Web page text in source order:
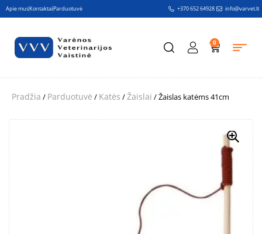
Apie musKontaktaiParduotuvė +370 652 64928 info@varvet.lt
0
Pradžia / Parduotuvė / Katės /Žaislai / Žaislas katėms 41cm